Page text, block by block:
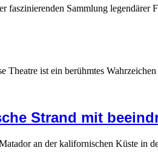
Sammlung legendärer
Theatre ist ein berühmtes
Strand mit
an der kalifornischen Küste in